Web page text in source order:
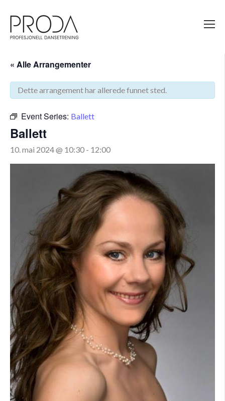
sidens
hovedinnhold
« Alle Arrangementer
Dette arrangement har allerede funnet sted.
Event Series: Ballett
Ballett
10. mai 2024 @ 10:30 - 12:00